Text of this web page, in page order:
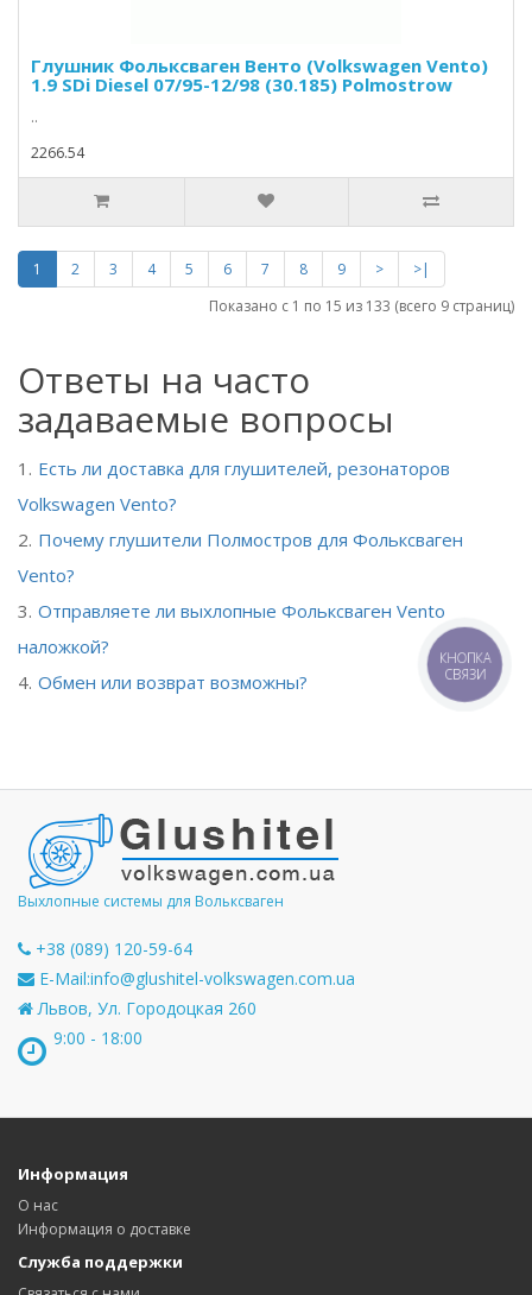
Глушник Фольксваген Венто (Volkswagen Vento)
1.9 SDi Diesel 07/95-12/98 (30.185) Polmostrow
..
2266.54
1 2 3 4 5 6 7 8 9 >
>|
Показано с 1 по 15 из 133 (всего 9 страниц)
Ответы на часто
задаваемые вопросы
Есть ли доставка для глушителей, резонаторов
Volkswagen Vento?
Почему глушители Полмостров для Фольксваген
Vento?
Отправляете ли выхлопные Фольксваген Vento
наложкой?
Обмен или возврат возможны?
Выхлопные системы для Вольксваген
+38 (089) 120-59-64
E-Mail:info@glushitel-volkswagen.com.ua
Львов, Ул. Городоцкая 260
9:00 - 18:00
Информация
О нас
Информация о доставке
Служба поддержки
КНОПКА
СВЯЗИ